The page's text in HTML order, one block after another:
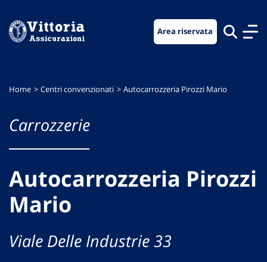
menu
contenuto
footer
Area riservata
Home Centri convenzionati Autocarrozzeria Pirozzi Mario
Carrozzerie
Autocarrozzeria Pirozzi
Mario
Viale Delle Industrie 33